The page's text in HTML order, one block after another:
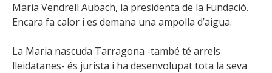
Maria Vendrell Aubach, la presidenta de la Fundació.
Encara fa calor i es demana una ampolla d’aigua.
La Maria nascuda Tarragona -també té arrels
lleidatanes- és jurista i ha desenvolupat tota la seva